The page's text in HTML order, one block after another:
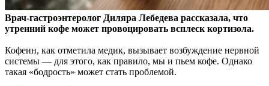
Врач-гастроэнтеролог Диляра Лебедева рассказала, что
утренний кофе может провоцировать всплеск кортизола.
Кофеин, как отметила медик, вызывает возбуждение нервной
системы — для этого, как правило, мы и пьем кофе. Однако
такая «бодрость» может стать проблемой.